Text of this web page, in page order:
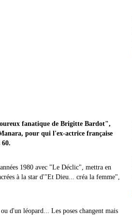
fanatique de Brigitte Bardot",
pour qui l'ex-actrice française
60.
1980 avec "Le Déclic", mettra en
à la star d'"Et Dieu... créa la femme",
d'un léopard... Les poses changent mais